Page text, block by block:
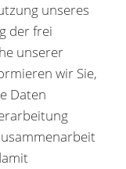
unseres
der frei
unserer
wir Sie,
Daten